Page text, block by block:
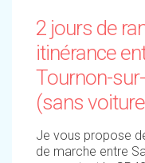
2 jours de
itinérance
Tournon-
(sans
Je vous propose
de marche entre